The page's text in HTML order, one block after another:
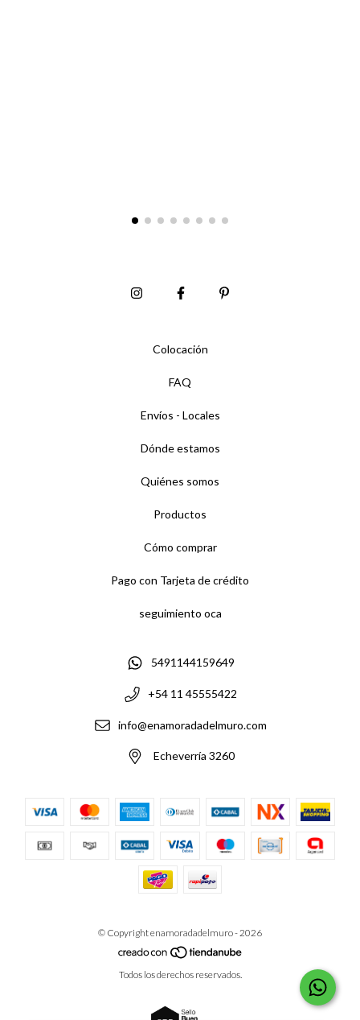
Colocación
FAQ
Envíos - Locales
Dónde estamos
Quiénes somos
Productos
Cómo comprar
Pago con Tarjeta de crédito
seguimiento oca
5491144159649
+54 11 45555422
info@enamoradadelmuro.com
Echeverría 3260
© Copyright enamoradadelmuro - 2026
Todos los derechos reservados.